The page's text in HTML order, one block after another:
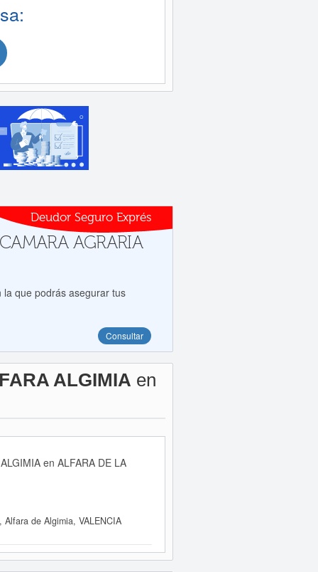
Deudor Seguro Exprés
AGRARIA
que podrás asegurar tus
Consultar
ALGIMIA en
en ALFARA DE LA
de Algimia, VALENCIA